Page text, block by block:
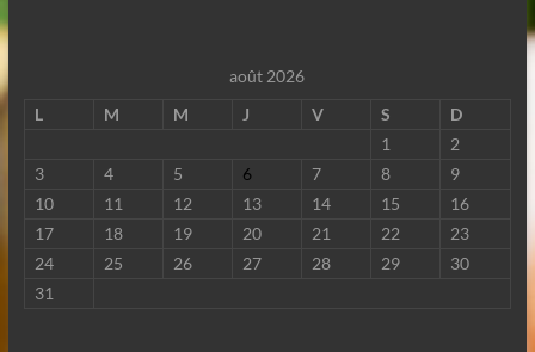
août 2026
L
M M J V S
D
1
2
3
4 5 6 7 8
9
10
11 12 13 14 15
16
17
18 19 20 21 22
23
24
25 26 27 28 29
30
31